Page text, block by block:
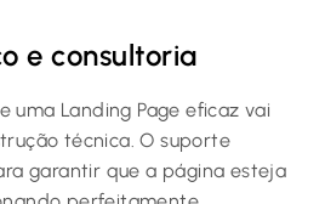
e consultoria
uma Landing Page eficaz vai
técnica. O suporte
garantir que a página esteja